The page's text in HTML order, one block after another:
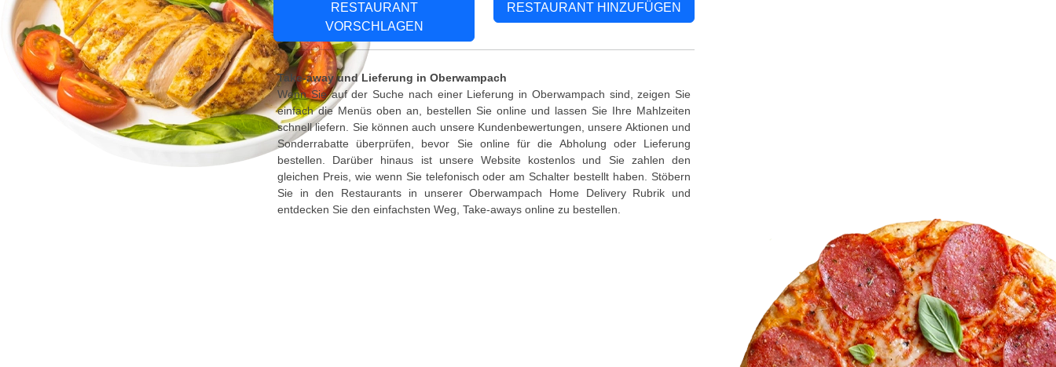
RESTAURANT
VORSCHLAGEN
RESTAURANT HINZUFÜGEN
Take-away und Lieferung in Oberwampach
Wenn Sie auf der Suche nach einer Lieferung in Oberwampach sind, zeigen Sie
einfach die Menüs oben an, bestellen Sie online und lassen Sie Ihre Mahlzeiten
schnell liefern. Sie können auch unsere Kundenbewertungen, unsere Aktionen und
Sonderrabatte überprüfen, bevor Sie online für die Abholung oder Lieferung
bestellen. Darüber hinaus ist unsere Website kostenlos und Sie zahlen den
gleichen Preis, wie wenn Sie telefonisch oder am Schalter bestellt haben. Stöbern
Sie in den Restaurants in unserer Oberwampach Home Delivery Rubrik und
entdecken Sie den einfachsten Weg, Take-aways online zu bestellen.